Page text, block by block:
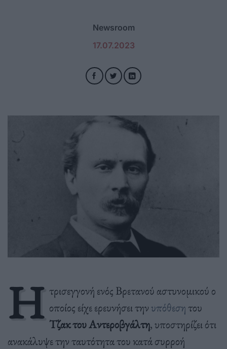
Newsroom
17.07.2023
Η τρισεγγονή ενός Βρετανού αστυνομικού ο
οποίος είχε ερευνήσει τηνυπόθεσητου
Τζακ του Αντεροβγάλτη, υποστηρίζει ότι
ανακάλυψε την ταυτότητα του κατά συρροή